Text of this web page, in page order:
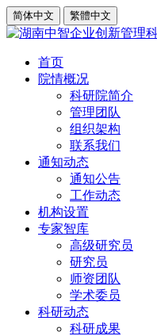
简体中文 繁體中文
首页
院情概况
科研院简介
管理团队
组织架构
联系我们
通知动态
通知公告
工作动态
机构设置
专家智库
高级研究员
研究员
师资团队
学术委员
科研动态
科研成果